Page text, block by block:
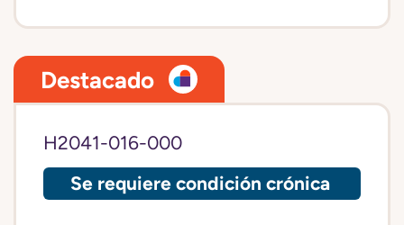
Destacado
H2041-016-000
Se requiere condición crónica